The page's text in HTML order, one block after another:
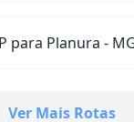
para Planura -
Ver Mais Rotas